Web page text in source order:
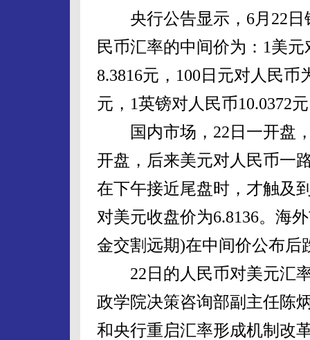
央行公告显示，6月22日
民币汇率的中间价为：1美
8.3816元，100日元对人民币
元，1英镑对人民币10.0372
国内市场，22日一开盘，
开盘，后来美元对人民币一
在下午接近尾盘时，才触及
对美元收盘价为6.8136。海
金交割远期)在中间价公布后
22日的人民币对美元汇率
政学院决策咨询部副主任陈
和央行重启汇率形成机制改